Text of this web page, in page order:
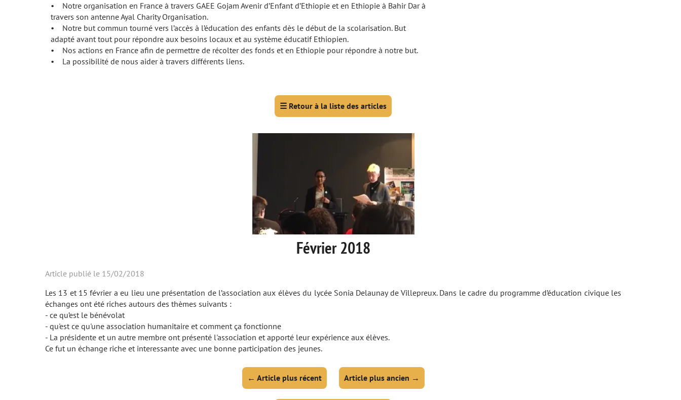
• Notre organisation en France à travers GAEE Gojam Avenir d’Enfant d’Ethiopie et en Ethiopie à Bahir Dar à
travers son antenne Ayal Charity Organisation.
• Notre but commun tourné vers l’accès à l’éducation des enfants dès le début de la scolarisation. But
adapté avant tout pour répondre aux besoins locaux et au système éducatif Ethiopien.
• Nos actions en France afin de permettre de récolter des fonds et en Ethiopie pour répondre à notre but.
• La possibilité de nous aider à travers différents liens.
☰ Retour à la liste des articles
Février 2018
Article publié le 15/02/2018
Les 13 et 15 février a eu lieu une présentation de l’association aux élèves du lycée Sonia Delaunay de Villepreux. Dans le cadre du programme d’éducation civique les
échanges ont été riches autours des thèmes suivants :
- ce qu’est le bénévolat
- qu'est ce qu'une association humanitaire et comment ça fonctionne
- La présidente et un autre membre ont présenté l'association et apporté leur expérience aux élèves.
Ce fut un échange riche et interessante avec une bonne participation des jeunes.
← Article plus récent Article plus ancien →